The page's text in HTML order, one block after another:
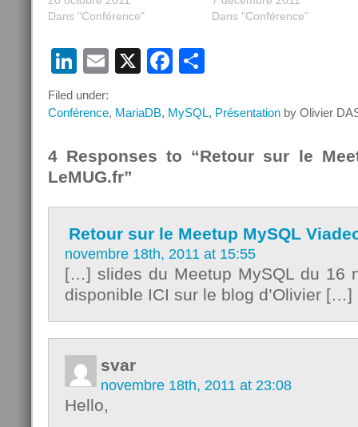
Venez profiter, par le biais de
cas et de retours
d'expérience sur l'utilisation
environnements à forte
charge de…
Dans "Conférence"
Dans "Conférence"
LinkedIn
Email
X Facebook
Filed under:
Conférence, MariaDB, MySQL, Présentation by Olivier
4 Responses to “Retour sur le
LeMUG.fr”
Retour sur le Meetup MySQL
novembre 18th, 2011 at 15:55
[…] slides du Meetup MySQL du 16
disponible ICI sur le blog d’Olivier […]
svar
novembre 18th, 2011 at 23:08
Hello,